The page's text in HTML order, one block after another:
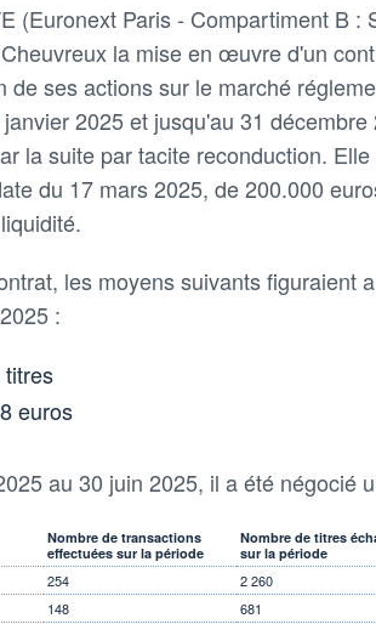
(Euronext Paris - Compartiment B :
la mise en œuvre d'un
de ses actions sur le marché
janvier 2025 et jusqu'au 31
la suite par tacite reconduction.
du 17 mars 2025, de 200.000
les moyens suivants figuraient
:
titres
euros
au 30 juin 2025, il a été négocié
Nombre de transactions
effectuées sur la période
Nombre de titres
sur la période
254 2 260
148 681